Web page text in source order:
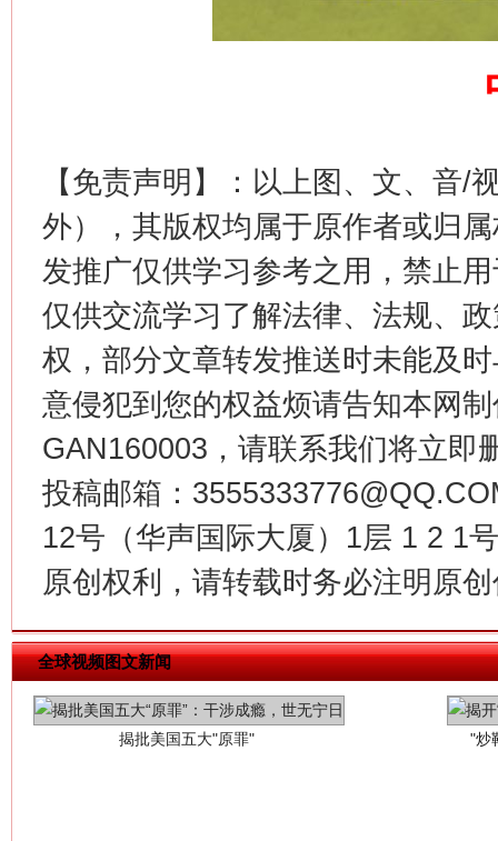
【免责声明】：以上图、文、音/
外），其版权均属于原作者或归
发推广仅供学习参考之用，禁止
仅供交流学习了解法律、法规、
权，部分文章转发推送时未能及
意侵犯到您的权益烦请告知本网
GAN160003，请联系我们将立即
投稿邮箱：
12号（华声国际大厦）1层 1 2 1
原创权利，请转载时务必注明原
全球视频图文新闻
“刷贴”乱象丛生
生
揭批美国五大"原罪" "炒